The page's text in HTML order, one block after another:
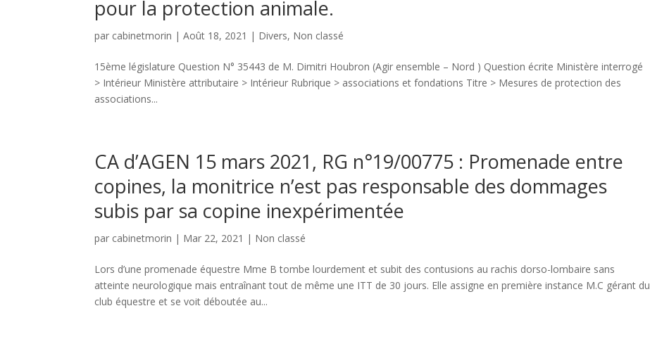
pour la protection animale.
par cabinetmorin |Août 18, 2021 | Divers, Non classé
15ème législature Question N° 35443 de M. Dimitri Houbron (Agir ensemble – Nord ) Question écrite Ministère interrogé
> Intérieur Ministère attributaire > Intérieur Rubrique > associations et fondations Titre > Mesures de protection des
associations...
CA d’AGEN 15 mars 2021, RG n°19/00775 : Promenade entre
copines, la monitrice n’est pas responsable des dommages
subis par sa copine inexpérimentée
par cabinetmorin | Mar 22, 2021 | Non classé
Lors d’une promenade équestre Mme B tombe lourdement et subit des contusions au rachis dorso-lombaire sans
atteinte neurologique mais entraînant tout de même une ITT de 30 jours. Elle assigne en première instance M.C gérant du
club équestre et se voit déboutée au...